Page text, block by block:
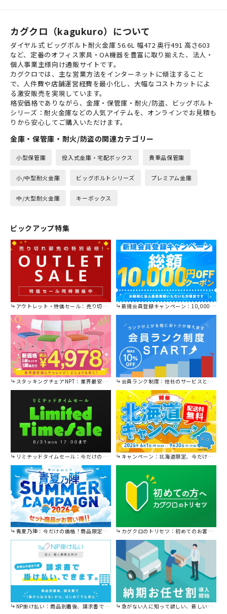
カグクロ（kagukuro）について
ダイヤル式 ビッグボルト耐火金庫 56.6L 幅472 奥行491 高さ603
など、定番のオフィス家具・OA機器を豊富に取り揃えた、法人・
個人事業主様向け通販サイトです。
カグクロでは、主な営業方法をインターネットに傾注すること
で、人件費や店舗運営経費を最小化し、大幅なコストカットによ
る激安販売を実現しています。
格安価格でありながら、金庫・保管庫・耐火/防盗、ビッグボルト
シリーズ：耐火金庫などの人気アイテムを、オンラインでお見積も
りから安心してご購入いただけます。
金庫・保管庫・耐火/防盗の関連カテゴリー
小型保管庫 投入式金庫・宅配ボックス 貴重品保管庫
小/中型耐火金庫 ビッグボルトシリーズ プレミアム金庫
中/大型耐火金庫 キーボックス
ピックアップ特集
アウトレット・特価セール：売り切れ御免の特別価格！ 新規会員登録キャンペーン：10,000円OFFクーポン進呈中！
スタッキングチェアNPT：業界最安値に挑戦！ 会員ランク制度：他社のサービスと比較してください。
リミテッドタイムセール：今だけの限定セール。 キャンペーン：北海道限定、今だけ送料無料！
青夏乃陣：今だけの価格！商品限定セール開催中です。 カグクロのトリセツ：初めてのお客様はこちら。
NP掛け払い：商品到着後、請求書で後から払えます。 急がない人に知って欲しい、新しい割引を始めました。